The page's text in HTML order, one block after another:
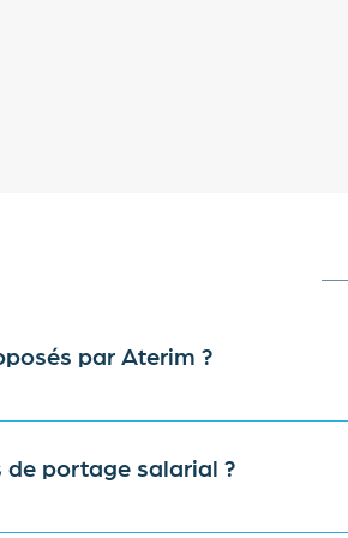
par Aterim ?
contrats. Cela inclut les contrats
de portage salarial ?
l'Irlande, la France et la Nouvelle-